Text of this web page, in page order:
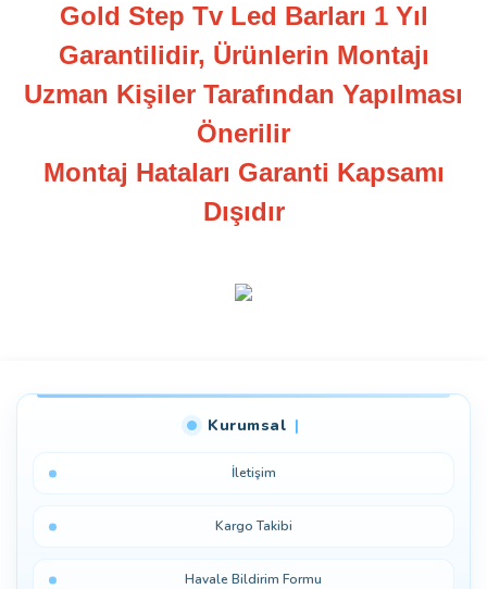
Gold Step Tv Led Barları 1 Yıl
Garantilidir, Ürünlerin Montajı
Uzman Kişiler Tarafından Yapılması
Önerilir
Montaj Hataları Garanti Kapsamı
Dışıdır
Kurumsal
İletişim
Kargo Takibi
Havale Bildirim Formu